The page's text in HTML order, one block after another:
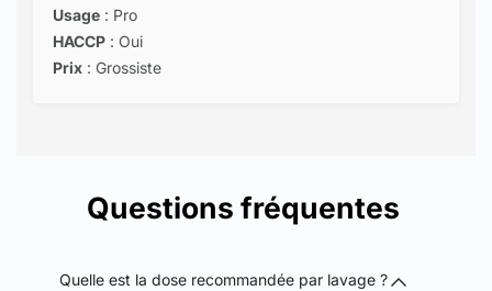
Usage : Pro
HACCP : Oui
Prix : Grossiste
Questions fréquentes
Quelle est la dose recommandée par lavage ?